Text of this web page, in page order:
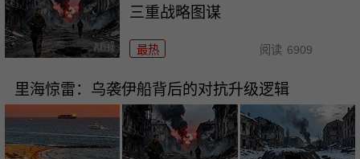
三重战略图谋
最热 阅读 6909
里海惊雷：乌袭伊船背后的对抗升级逻辑